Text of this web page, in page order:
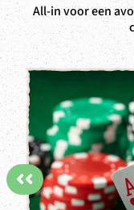
All-in voor een
<<